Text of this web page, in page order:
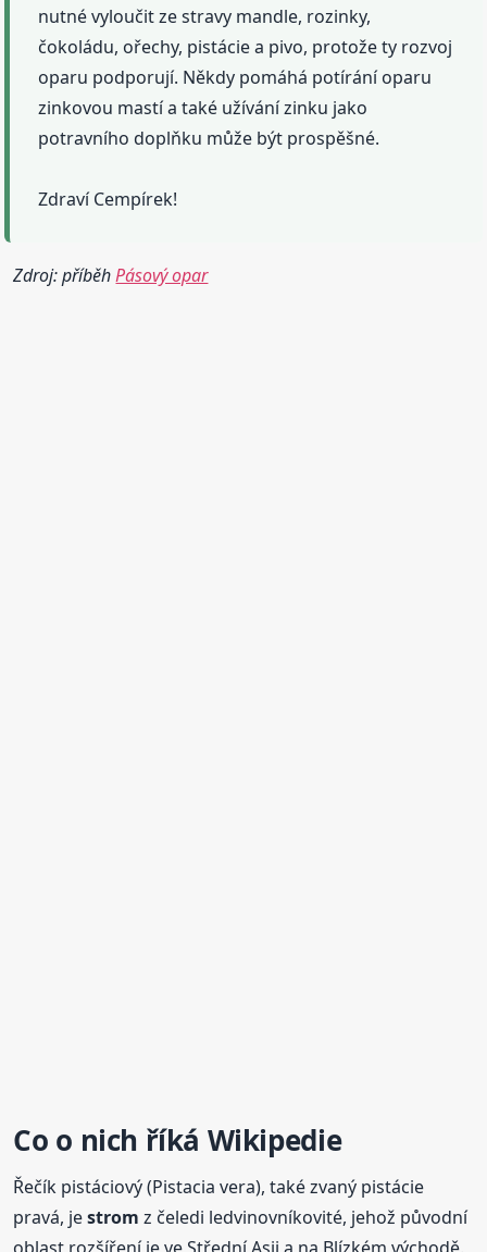
nutné vyloučit ze stravy mandle, rozinky,
čokoládu, ořechy, pistácie a pivo, protože ty rozvoj
oparu podporují. Někdy pomáhá potírání oparu
zinkovou mastí a také užívání zinku jako
potravního doplňku může být prospěšné.
Zdraví Cempírek!
Zdroj: příběhPásový opar
Co o nich říká Wikipedie
Řečík pistáciový (Pistacia vera), také zvaný pistácie
pravá, jestrom z čeledi ledvinovníkovité, jehož původní